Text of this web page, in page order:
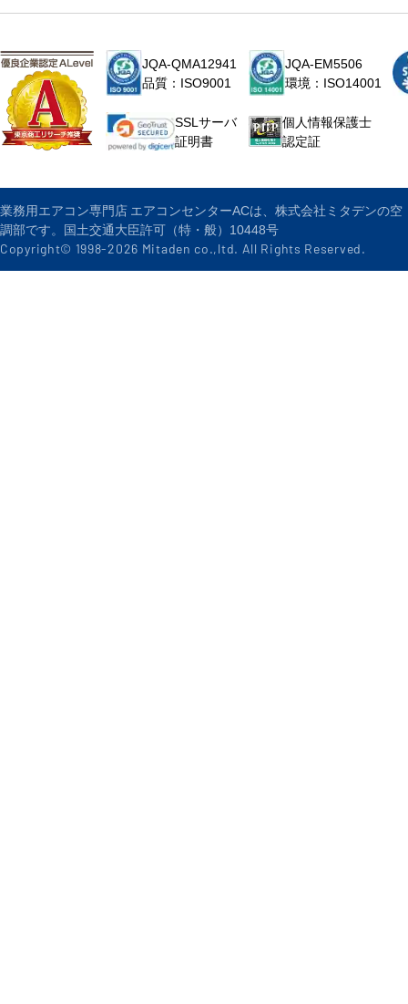
JQA-QMA12941
品質：ISO9001
JQA-EM5506
環境：ISO14001
SSLサーバ
証明書
個人情報保護士
認定証
業務用エアコン専門店 エアコンセンターACは、株式会社ミタデンの空
調部です。国土交通大臣許可（特・般）10448号
Copyright© 1998-2026 Mitaden co.,ltd. All Rights Reserved.